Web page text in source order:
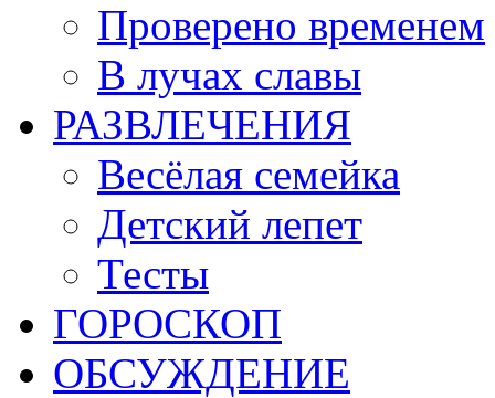
Проверено временем
В лучах славы
РАЗВЛЕЧЕНИЯ
Весёлая семейка
Детский лепет
Тесты
ГОРОСКОП
ОБСУЖДЕНИЕ